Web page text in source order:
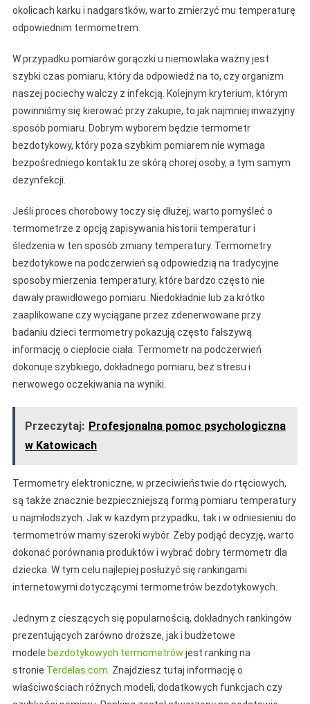
okolicach karku i nadgarstków, warto zmierzyć mu temperaturę
odpowiednim termometrem.
W przypadku pomiarów gorączki u niemowlaka ważny jest
szybki czas pomiaru, który da odpowiedź na to, czy organizm
naszej pociechy walczy z infekcją. Kolejnym kryterium, którym
powinniśmy się kierować przy zakupie, to jak najmniej inwazyjny
sposób pomiaru. Dobrym wyborem będzie termometr
bezdotykowy, który poza szybkim pomiarem nie wymaga
bezpośredniego kontaktu ze skórą chorej osoby, a tym samym
dezynfekcji.
Jeśli proces chorobowy toczy się dłużej, warto pomyśleć o
termometrze z opcją zapisywania historii temperatur i
śledzenia w ten sposób zmiany temperatury. Termometry
bezdotykowe na podczerwień są odpowiedzią na tradycyjne
sposoby mierzenia temperatury, które bardzo często nie
dawały prawidłowego pomiaru. Niedokładnie lub za krótko
zaaplikowane czy wyciągane przez zdenerwowane przy
badaniu dzieci termometry pokazują często fałszywą
informację o ciepłocie ciała. Termometr na podczerwień
dokonuje szybkiego, dokładnego pomiaru, bez stresu i
nerwowego oczekiwania na wyniki.
Przeczytaj: Profesjonalna pomoc psychologiczna
w Katowicach
Termometry elektroniczne, w przeciwieństwie do rtęciowych,
są także znacznie bezpieczniejszą formą pomiaru temperatury
u najmłodszych. Jak w każdym przypadku, tak i w odniesieniu do
termometrów mamy szeroki wybór. Żeby podjąć decyzję, warto
dokonać porównania produktów i wybrać dobry termometr dla
dziecka. W tym celu najlepiej posłużyć się rankingami
internetowymi dotyczącymi termometrów bezdotykowych.
Jednym z cieszących się popularnością, dokładnych rankingów
prezentujących zarówno droższe, jak i budżetowe
modele bezdotykowych termometrów jest ranking na
stronie Terdelas.com. Znajdziesz tutaj informację o
właściwościach różnych modeli, dodatkowych funkcjach czy